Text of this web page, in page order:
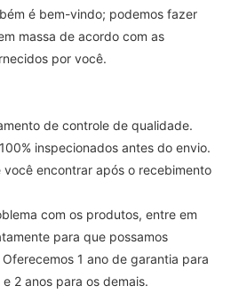
é bem-vindo; podemos fazer
massa de acordo com as
por você.
de controle de qualidade.
inspecionados antes do envio.
encontrar após o recebimento
com os produtos, entre em
para que possamos
1 ano de garantia para
2 anos para os demais.